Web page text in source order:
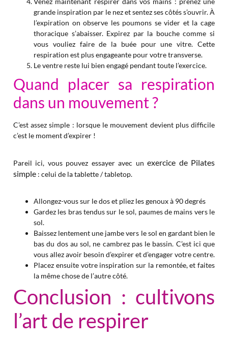
grande inspiration par le nez et sentez ses côtés s’ouvrir. À
l’expiration on observe les poumons se vider et la cage
thoracique s’abaisser. Expirez par la bouche comme si
vous vouliez faire de la buée pour une vitre. Cette
respiration est plus engageante pour votre transverse.
Le ventre reste lui bien engagé pendant toute l’exercice.
Quand placer sa respiration
dans un mouvement ?
C’est assez simple : lorsque le mouvement devient plus difficile
c’est le moment d’expirer !
Pareil ici, vous pouvez essayer avec unexercice de Pilates
simple : celui de la tablette / tabletop.
Allongez-vous sur le dos et pliez les genoux à 90 degrés
Gardez les bras tendus sur le sol, paumes de mains vers le
sol.
Baissez lentement une jambe vers le sol en gardant bien le
bas du dos au sol, ne cambrez pas le bassin. C’est ici que
vous allez avoir besoin d’expirer et d’engager votre centre.
Placez ensuite votre inspiration sur la remontée, et faites
la même chose de l’autre côté.
Conclusion : cultivons
l’art de respirer